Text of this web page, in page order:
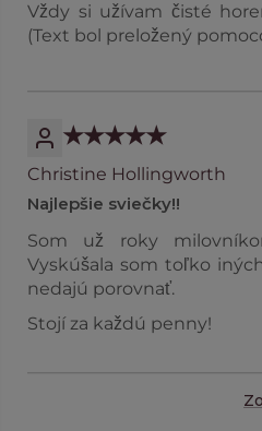
Vždy si užívam čisté
(Text bol preložený
Christine Hollingworth
Najlepšie sviečky!!
Som už roky
Vyskúšala som toľko
nedajú porovnať.
Stojí za každú penny!